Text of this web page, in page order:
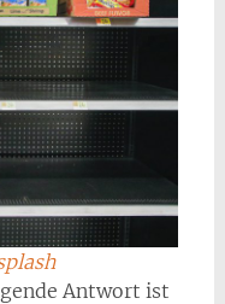
Antwort ist